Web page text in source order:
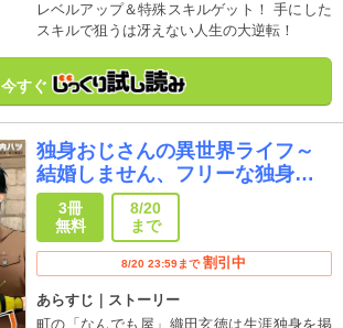
レベルアップ＆特殊スキルゲット！ 手にした
スキルで狙うは冴えない人生の大逆転！
今すぐ
独身おじさんの異世界ライフ～
結婚しません、フリーな独身こ
そ最高です～【分冊版】
3冊
無料
8/20
まで
8/20 23:59まで 割引中
あらすじ｜ストーリー
町の「なんでも屋」織田玄徳は生涯独身を掲